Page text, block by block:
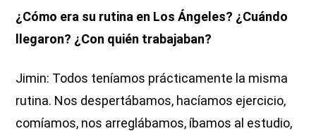
¿Cómo era su rutina en Los Ángeles? ¿Cuándo
llegaron? ¿Con quién trabajaban?
Jimin: Todos teníamos prácticamente la misma
rutina. Nos despertábamos, hacíamos ejercicio,
comíamos, nos arreglábamos, íbamos al estudio,